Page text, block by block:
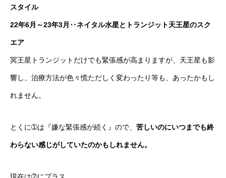
スタイル
22年6月～23年3月‥ネイタル水星とトランジット天王星のスク
エア
冥王星トランジットだけでも緊張感が高まりますが、天王星も影
響し、治療方法が色々慌ただしく変わったり等も、あったかもし
れません。
とくに➀は『嫌な緊張感が続く』ので、 苦しいのにいつまでも終
わらない感じがしていたのかもしれません。
現在は➁にプラス、